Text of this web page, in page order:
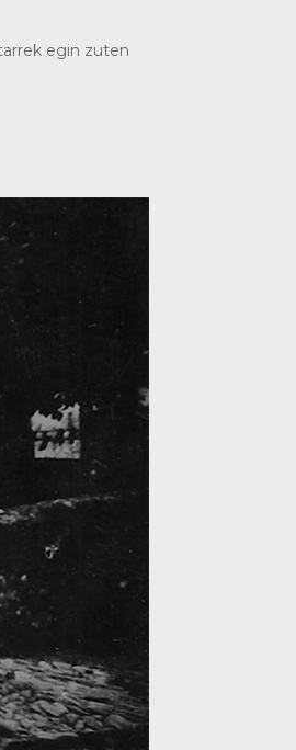
egin zuten